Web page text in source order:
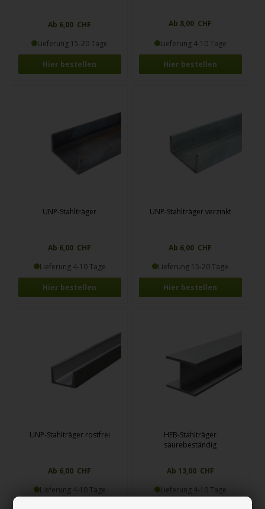
Ab 6,00 CHF
Lieferung 15-20 Tage
Hier bestellen
Ab 8,00 CHF
Lieferung 4-10 Tage
Hier bestellen
UNP-Stahlträger
Ab 6,00 CHF
Lieferung 4-10 Tage
Hier bestellen
UNP-Stahlträger verzinkt
Ab 6,00 CHF
Lieferung 15-20 Tage
Hier bestellen
UNP-Stahlträger rostfrei
Ab 6,00 CHF
Lieferung 4-10 Tage
HEB-Stahlträger
säurebeständig
Ab 13,00 CHF
Lieferung 4-10 Tage